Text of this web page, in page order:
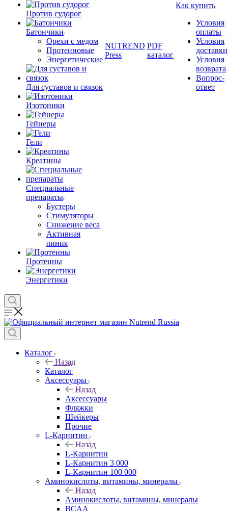
Против судорог
Батончики
Орехи с медом
Протеиновые
Энергетические
Для суставов и связок
Изотоники
Гейнеры
Гели
Креатины
Специальные
препараты
Бустеры
Стимуляторы
Снижение веса
Активная
линия
Протеины
Энергетики
NUTREND
Press
PDF
каталог
Как купить
Условия
оплаты
Условия
доставки
Условия
возврата
Вопрос-
ответ
Каталог
Назад
Каталог
Аксессуары
Назад
Аксессуары
Фляжки
Шейкеры
Прочие
L-Карнитин
Назад
L-Карнитин
L-Карнитин 3 000
L-Карнитин 100 000
Аминокислоты, витамины, минералы
Назад
Аминокислоты, витамины, минералы
BCAA